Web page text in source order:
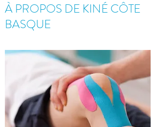
À PROPOS DE KINÉ CÔTE
BASQUE